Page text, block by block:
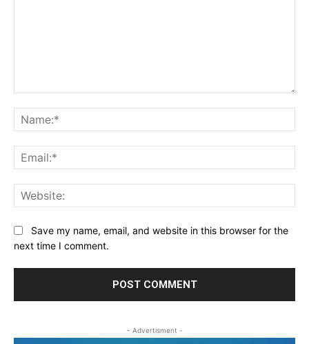
Save my name, email, and website in this browser for the
next time I comment.
- Advertisment -